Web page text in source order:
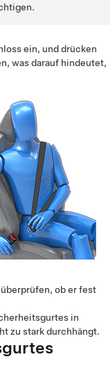
ein, und drücken
was darauf hindeutet,
ob er fest
in
zu stark durchhängt.